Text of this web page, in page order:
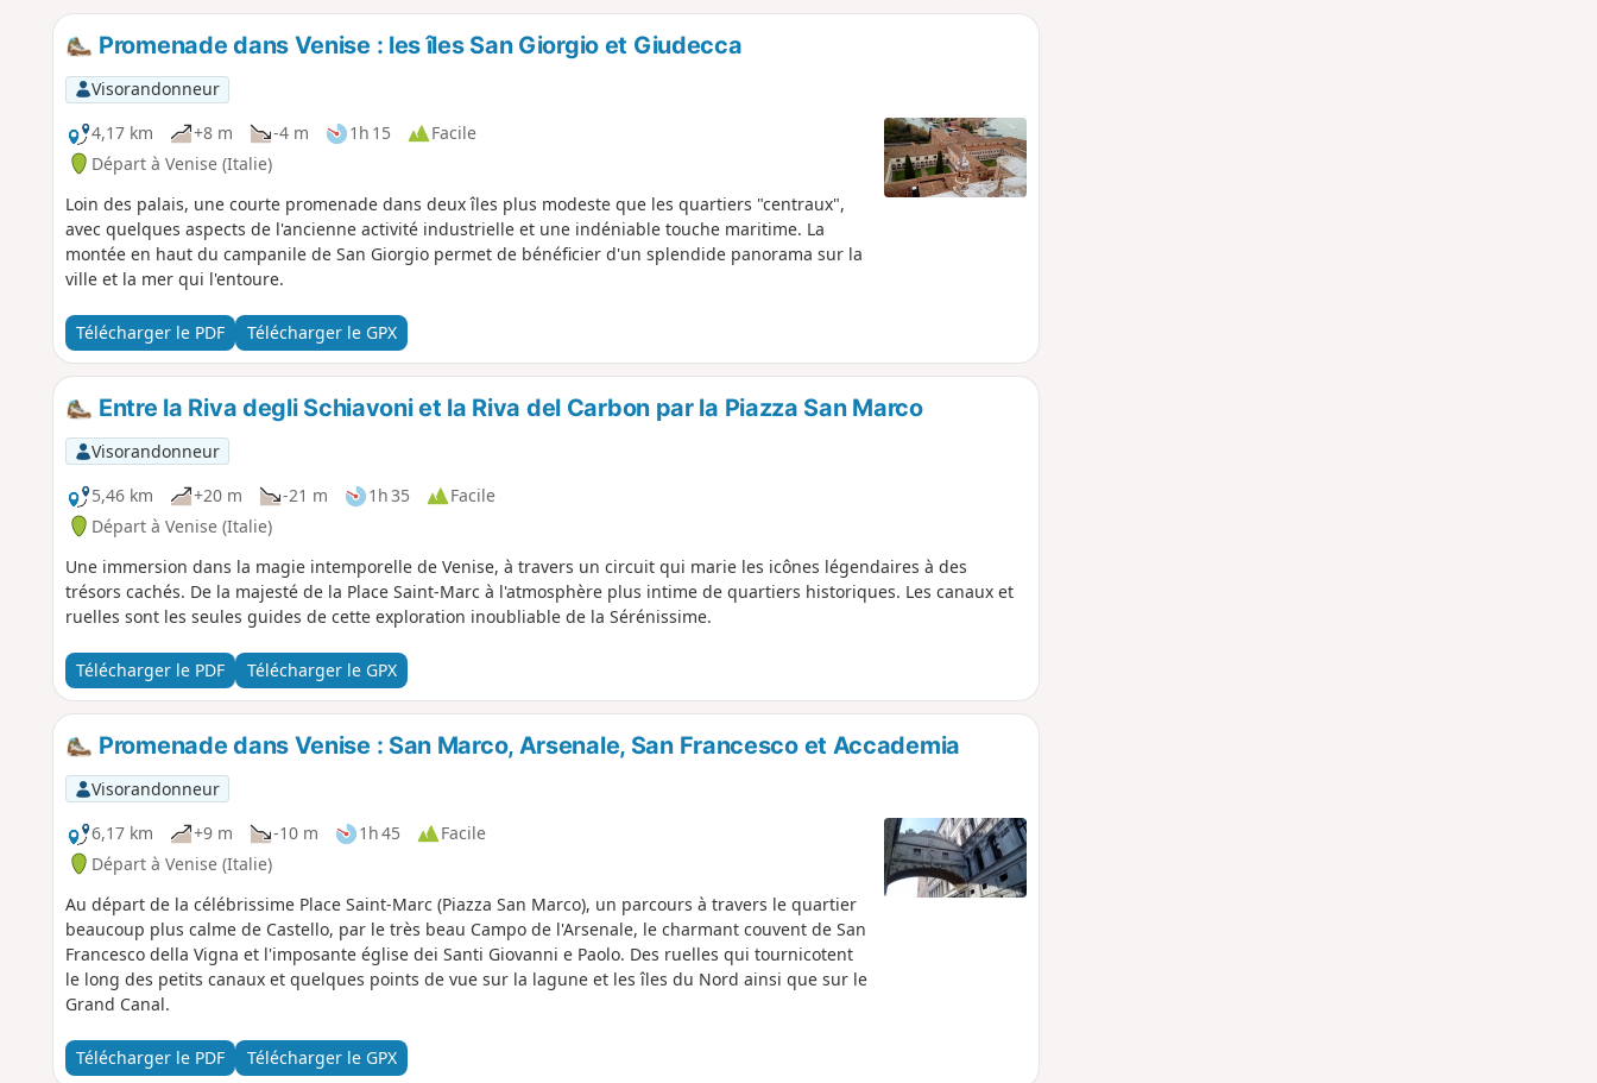
Promenade dans Venise : les îles San Giorgio et Giudecca
Visorandonneur
4,17 km
+8 m -4 m 1h 15
Facile
Départ à Venise (Italie)
Loin des palais, une courte promenade dans deux îles plus modeste que les quartiers "centraux",
avec quelques aspects de l'ancienne activité industrielle et une indéniable touche maritime. La
montée en haut du campanile de San Giorgio permet de bénéficier d'un splendide panorama sur la
ville et la mer qui l'entoure.
Télécharger le PDF Télécharger le GPX
Entre la Riva degli Schiavoni et la Riva del Carbon par la Piazza San Marco
Visorandonneur
5,46 km
+20 m -21 m 1h 35
Facile
Départ à Venise (Italie)
Une immersion dans la magie intemporelle de Venise, à travers un circuit qui marie les icônes légendaires à des
trésors cachés. De la majesté de la Place Saint-Marc à l'atmosphère plus intime de quartiers historiques. Les canaux et
ruelles sont les seules guides de cette exploration inoubliable de la Sérénissime.
Télécharger le PDF Télécharger le GPX
Promenade dans Venise : San Marco, Arsenale, San Francesco et Accademia
Visorandonneur
6,17 km
+9 m -10 m 1h 45
Facile
Départ à Venise (Italie)
Au départ de la célébrissime Place Saint-Marc (Piazza San Marco), un parcours à travers le quartier
beaucoup plus calme de Castello, par le très beau Campo de l'Arsenale, le charmant couvent de San
Francesco della Vigna et l'imposante église dei Santi Giovanni e Paolo. Des ruelles qui tournicotent
le long des petits canaux et quelques points de vue sur la lagune et les îles du Nord ainsi que sur le
Grand Canal.
Télécharger le PDF Télécharger le GPX